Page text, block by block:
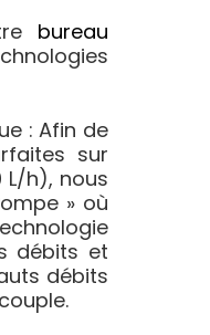
bureau
: Afin de
sur
L/h), nous
» où
débits et
débits
.